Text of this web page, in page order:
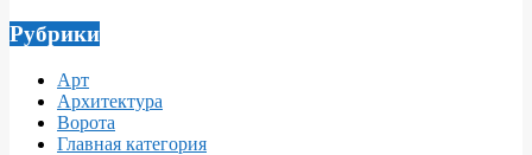
Рубрики
Арт
Архитектура
Ворота
Главная категория